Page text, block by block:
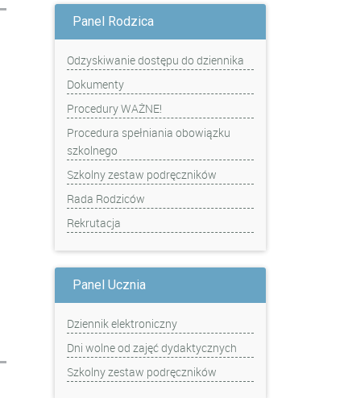
Panel Rodzica
Odzyskiwanie dostępu do dziennika
Dokumenty
Procedury WAŻNE!
Procedura spełniania obowiązku
szkolnego
Szkolny zestaw podręczników
Rada Rodziców
Rekrutacja
Panel Ucznia
Dziennik elektroniczny
Dni wolne od zajęć dydaktycznych
Szkolny zestaw podręczników